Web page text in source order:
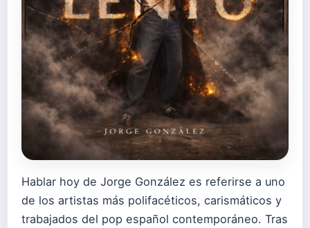
Hablar hoy de Jorge González es referirse a uno
de los artistas más polifacéticos, carismáticos y
trabajados del pop español contemporáneo. Tras